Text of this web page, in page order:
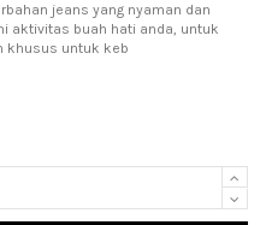
jeans yang nyaman dan
aktivitas buah hati anda, untuk
khusus untuk keb